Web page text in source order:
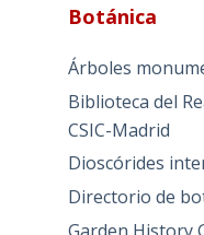
Botánica
Árboles
Biblioteca del
CSIC-Madrid
Dioscórides
Directorio de